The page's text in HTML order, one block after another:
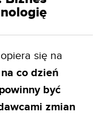
się na
co dzień
być
zmian